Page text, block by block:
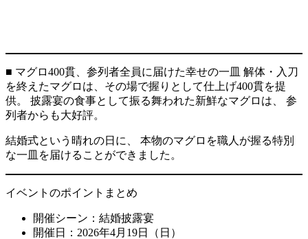
■ マグロ400貫、参列者全員に届けた幸せの一皿 解体・入刀
を終えたマグロは、その場で握りとして仕上げ400貫を提
供。 披露宴の食事として振る舞われた新鮮なマグロは、 参
列者からも大好評。
結婚式という晴れの日に、 本物のマグロを職人が握る特別
な一皿を届けることができました。
イベントのポイントまとめ
開催シーン：結婚披露宴
開催日：2026年4月19日（日）